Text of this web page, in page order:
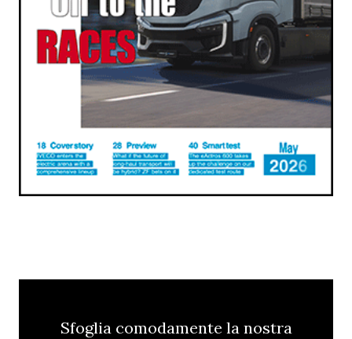
Sfoglia comodamente la nostra